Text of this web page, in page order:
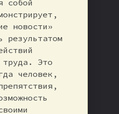
собой
новости»
результатом
труда. Это
человек,